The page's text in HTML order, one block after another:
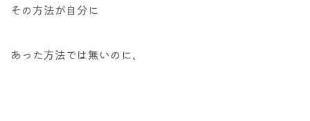
その方法が自分に
あった方法では無いのに、